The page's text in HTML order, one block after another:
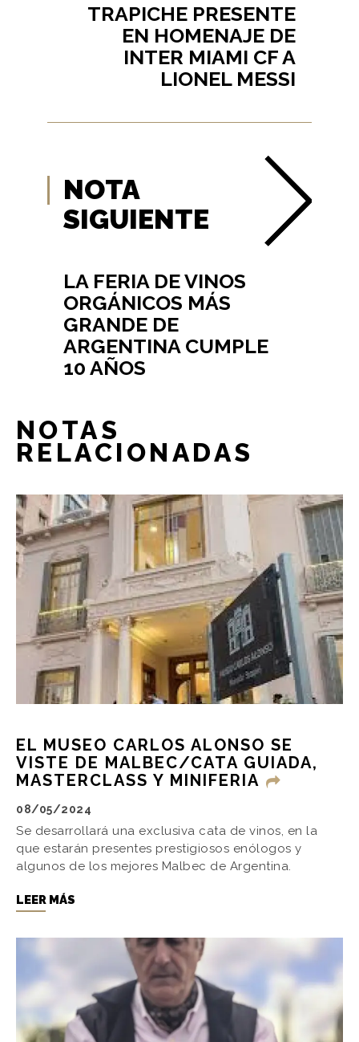
TRAPICHE PRESENTE
EN HOMENAJE DE
INTER MIAMI CF A
LIONEL MESSI
NOTA
SIGUIENTE
LA FERIA DE VINOS
ORGÁNICOS MÁS
GRANDE DE
ARGENTINA CUMPLE
10 AÑOS
NOTAS
RELACIONADAS
EL MUSEO CARLOS ALONSO SE
VISTE DE MALBEC/CATA GUIADA,
MASTERCLASS Y MINIFERIA
08/05/2024
Se desarrollará una exclusiva cata de vinos, en la
que estarán presentes prestigiosos enólogos y
algunos de los mejores Malbec de Argentina.
LEER MÁS